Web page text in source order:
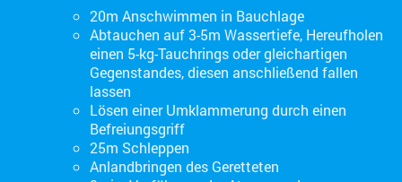
20m Anschwimmen in Bauchlage
Abtauchen auf 3-5m Wassertiefe, Hereufholen
einen 5-kg-Tauchrings oder gleichartigen
Gegenstandes, diesen anschließend fallen
lassen
Lösen einer Umklammerung durch einen
Befreiungsgriff
25m Schleppen
Anlandbringen des Geretteten